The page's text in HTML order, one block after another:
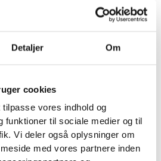
Detaljer Om
cookies
vores indhold og
funktioner til sociale medier og til
Vi deler også oplysninger om
med vores partnere inden
af online salgskurve. Det giver
både søgeord, sidestruktur
kan være mere værdifuld
trafik, hvis den skaffer
for lokal SEO, Google